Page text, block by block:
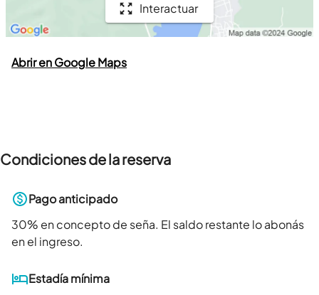
Interactuar
Abrir en Google Maps
Condiciones de la reserva
Pago anticipado
30% en concepto de seña. El saldo restante lo abonás
en el ingreso.
Estadía mínima